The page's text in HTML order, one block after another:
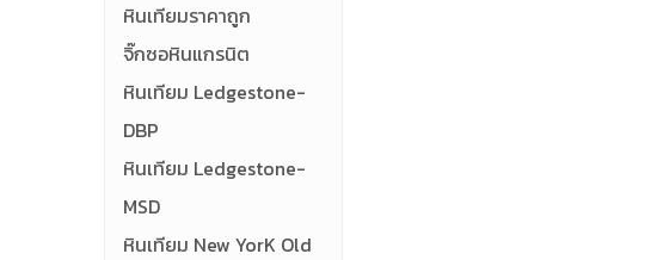
หินเทียมราคาถูก
จิ๊กซอหินแกรนิต
หินเทียม Ledgestone-
DBP
หินเทียม Ledgestone-
MSD
หินเทียม New YorK Old